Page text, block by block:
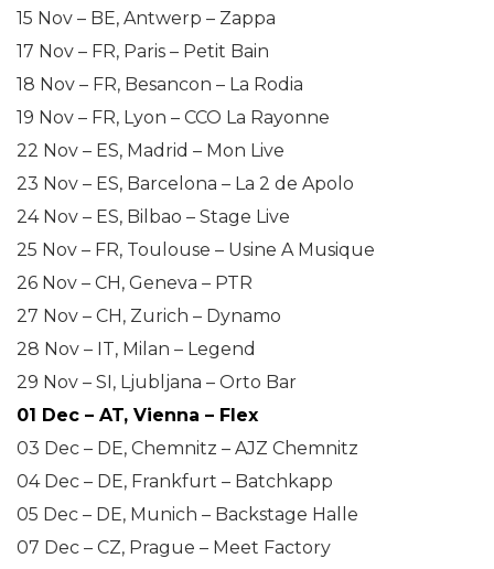
15 Nov – BE, Antwerp – Zappa
17 Nov – FR, Paris – Petit Bain
18 Nov – FR, Besancon – La Rodia
19 Nov – FR, Lyon – CCO La Rayonne
22 Nov – ES, Madrid – Mon Live
23 Nov – ES, Barcelona – La 2 de Apolo
24 Nov – ES, Bilbao – Stage Live
25 Nov – FR, Toulouse – Usine A Musique
26 Nov – CH, Geneva – PTR
27 Nov – CH, Zurich – Dynamo
28 Nov – IT, Milan – Legend
29 Nov – SI, Ljubljana – Orto Bar
01 Dec – AT, Vienna – Flex
03 Dec – DE, Chemnitz – AJZ Chemnitz
04 Dec – DE, Frankfurt – Batchkapp
05 Dec – DE, Munich – Backstage Halle
07 Dec – CZ, Prague – Meet Factory